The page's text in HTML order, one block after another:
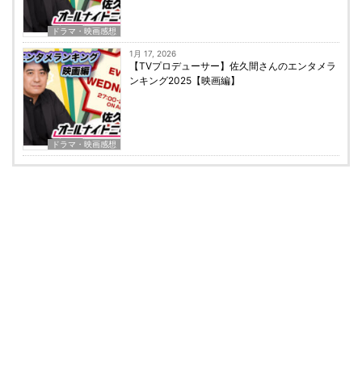
ドラマ・映画感想
ドラマ・映画感想
1月 17, 2026
【TVプロデューサー】佐久間さんのエンタメラ
ンキング2025【映画編】